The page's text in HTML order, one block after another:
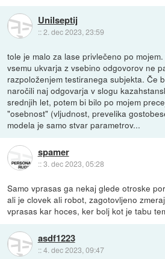
Unilseptij
::2. dec 2023, 23:59
tole je malo za lase privlečeno po
vsemu ukvarja z vsebino odgovorov ne
razpoloženjem testiranega subjekta. Če
naročili naj odgovarja v slogu
srednjih let, potem bi bilo po mojem
"osebnost" (vljudnost, prevelika
modela je samo stvar parametrov...
spamer
::3. dec 2023, 05:28
Samo vprasas ga nekaj glede otroske
ali je clovek ali robot, zagotovljeno
vprasas kar hoces, ker bolj kot je tabu
asdf1223
::4. dec 2023, 09:47